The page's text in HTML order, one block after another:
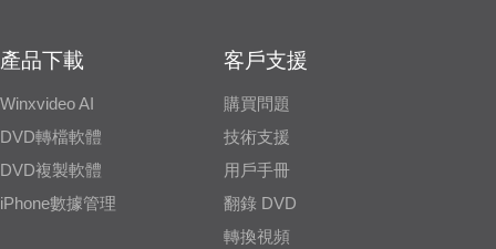
產品下載
Winxvideo AI
DVD轉檔軟體
DVD複製軟體
iPhone數據管理
客戶支援
購買問題
技術支援
用戶手冊
翻錄 DVD
轉換視頻